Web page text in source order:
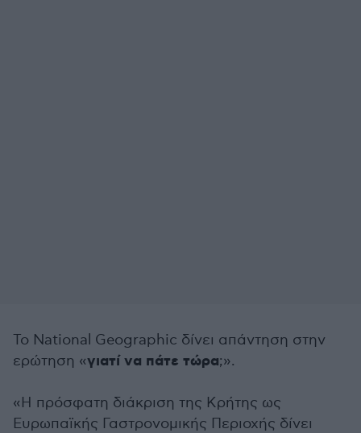
Το National Geographic δίνει απάντηση στην
ερώτηση «γιατί να πάτε τώρα;».
«Η πρόσφατη διάκριση της Κρήτης ως
Ευρωπαϊκής Γαστρονομικής Περιοχής δίνει